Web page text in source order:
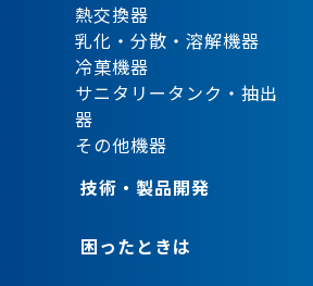
熱交換器
乳化・分散・溶解機器
冷菓機器
サニタリータンク・抽出
器
その他機器
技術・製品開発
困ったときは